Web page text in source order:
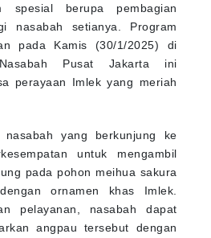
spesial berupa pembagian
nasabah setianya. Program
pada Kamis (30/1/2025) di
Pusat Jakarta ini
perayaan Imlek yang meriah
yang berkunjung ke
untuk mengambil
pada pohon meihua sakura
ornamen khas Imlek.
pelayanan, nasabah dapat
angpau tersebut dengan